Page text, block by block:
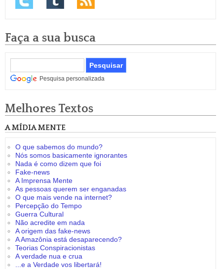
Faça a sua busca
Pesquisa personalizada
Melhores Textos
A MÍDIA MENTE
O que sabemos do mundo?
Nós somos basicamente ignorantes
Nada é como dizem que foi
Fake-news
A Imprensa Mente
As pessoas querem ser enganadas
O que mais vende na internet?
Percepção do Tempo
Guerra Cultural
Não acredite em nada
A origem das fake-news
A Amazônia está desaparecendo?
Teorias Conspiracionistas
A verdade nua e crua
...e a Verdade vos libertará!